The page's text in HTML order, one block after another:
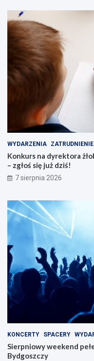
i
c
n
WYDARZENIA ZATRUDNIENIE
Konkurs na dyrektora
– zgłoś się już dziś!
7 sierpnia 2026
KONCERTY SPACERY
Sierpniowy weekend
Bydgoszczy